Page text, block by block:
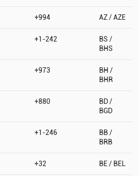
+994 AZ / AZE
+1-242
BS /
BHS
+973
BH /
BHR
+880
BD /
BGD
+1-246
BB /
BRB
+32 BE / BEL